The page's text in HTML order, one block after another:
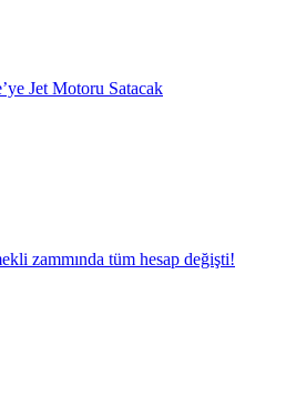
Jet Motoru Satacak
zammında tüm hesap değişti!